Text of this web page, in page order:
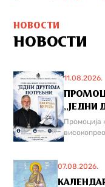
НОВОСТИ
НОВОСТИ
11.08.2026.
,,ЈЕДНИ
Промоција
07.08.2026.